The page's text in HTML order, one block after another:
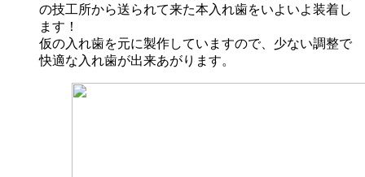
の技工所から送られて来た本入れ歯をいよいよ装着し
ます！
仮の入れ歯を元に製作していますので、少ない調整で
快適な入れ歯が出来あがります。